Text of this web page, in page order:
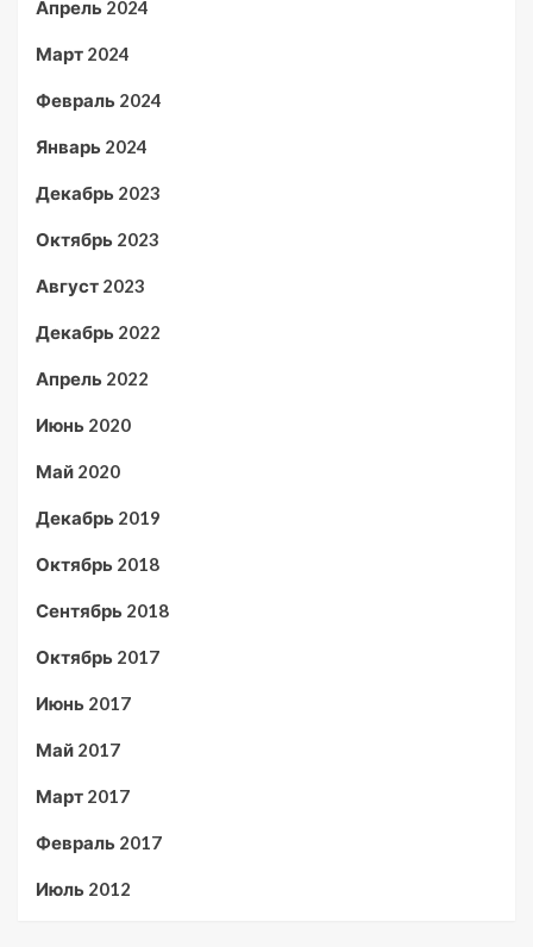
Апрель 2024
Март 2024
Февраль 2024
Январь 2024
Декабрь 2023
Октябрь 2023
Август 2023
Декабрь 2022
Апрель 2022
Июнь 2020
Май 2020
Декабрь 2019
Октябрь 2018
Сентябрь 2018
Октябрь 2017
Июнь 2017
Май 2017
Март 2017
Февраль 2017
Июль 2012